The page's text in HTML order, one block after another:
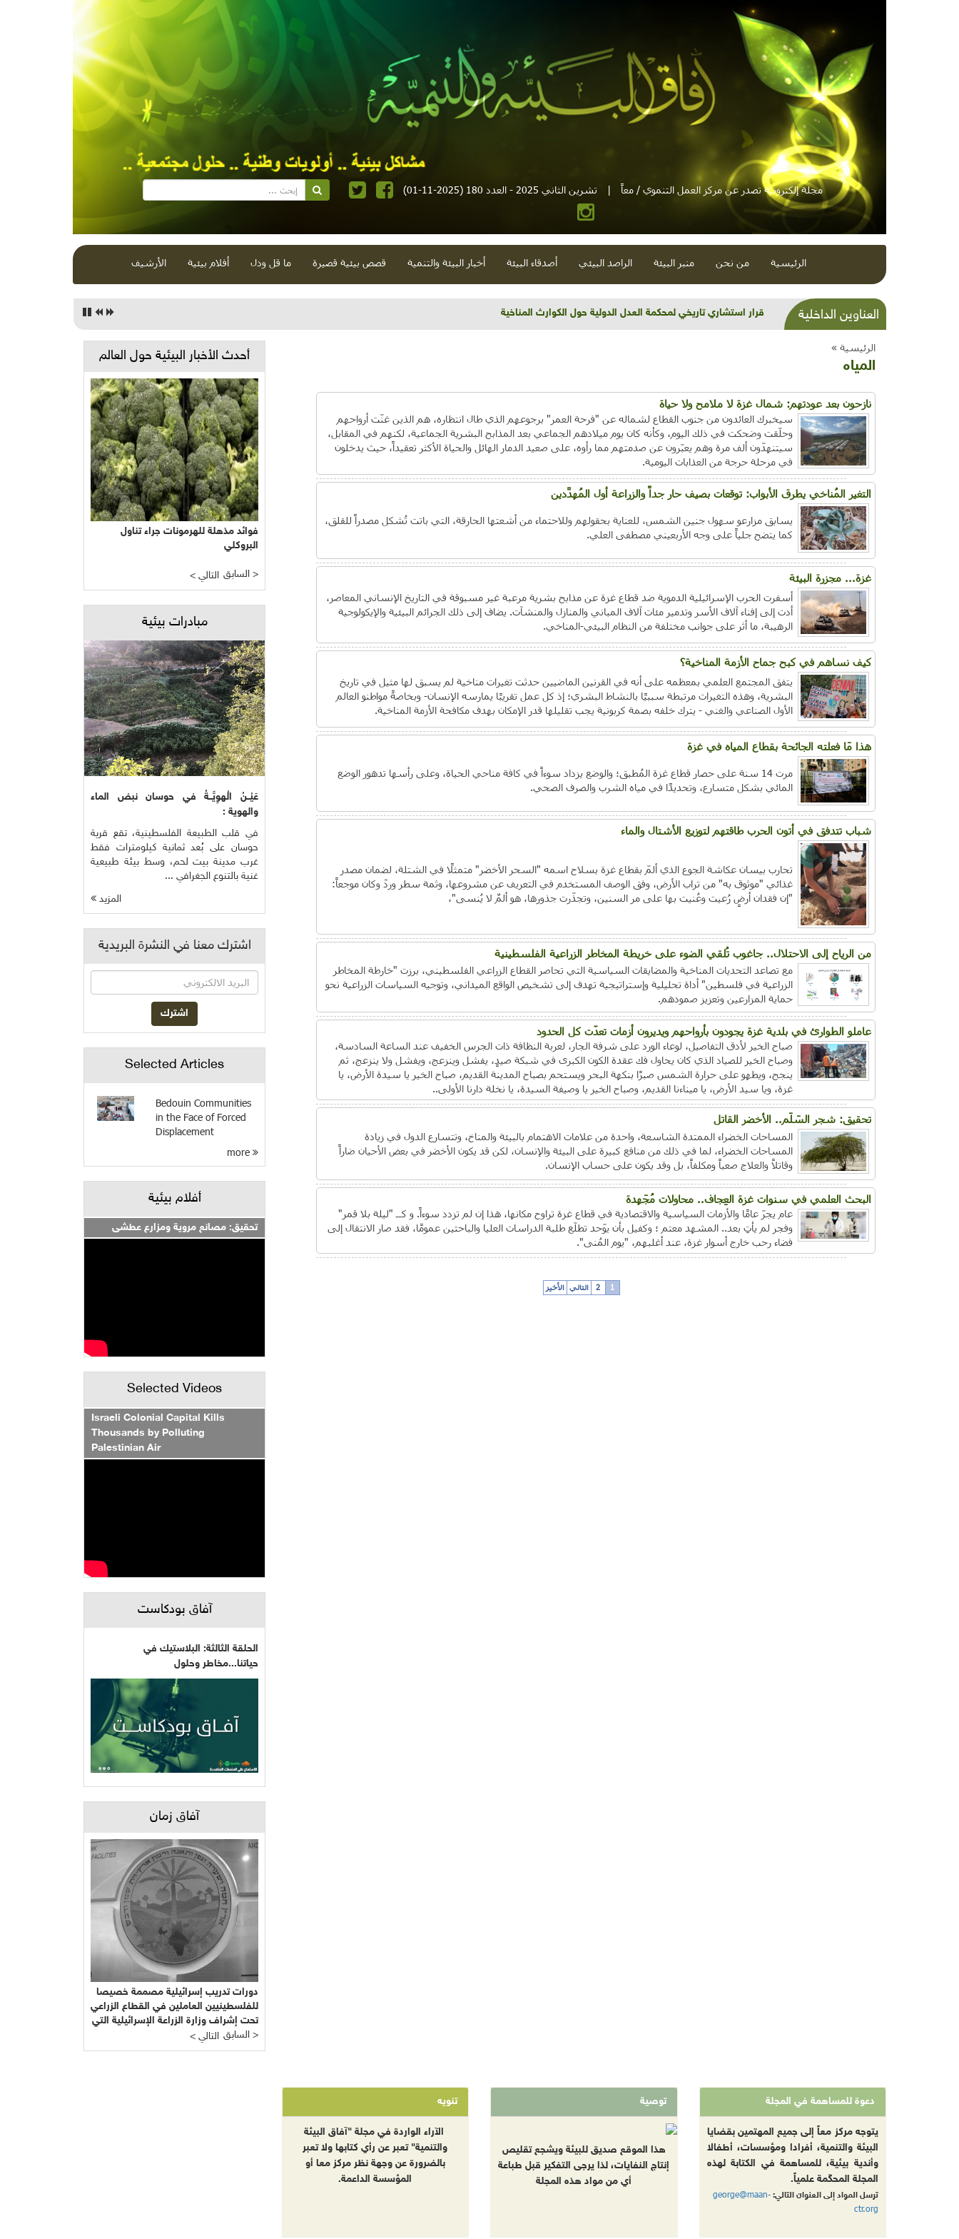
مجلة إلكترونية تصدر عن مركز العمل التنموي / معاً | تشرين الثاني 2025 - العدد 180 (2025-11-01)
الرئيسية من نحن منبر البيئة الراصد البيئي أصدقاء البيئة أخبار البيئة والتنمية قصص بيئية قصيرة ما قل ودل أفلام بيئية الأرشيف
العناوين الداخلية شذرات بيئية وتنموية...بنية تحتية وحلويات قبيحة وحاكورة ونوبل وزيتون و"سيباط"
الرئيسية »
المياه
نازحون بعد عودتهم: شمال غزة لا ملامح ولا حياة
سيخبرك العائدون من جنوب القطاع لشماله عن "فرحة العمر" برجوعهم الذي طال انتظاره، هم الذين غنّت أرواحهم
وحلّقت وضحكت في ذلك اليوم، وكأنه كان يوم ميلادهم الجماعي بعد المذابح البشرية الجماعية، لكنهم في المقابل،
سيتنهدّون ألف مرة وهم يعبّرون عن صدمتهم مما رأوه، على صعيد الدمار الهائل والحياة الأكثر تعقيداً، حيث يدخلون
في مرحلة حرجة من العذابات اليومية.
التغير المُناخي يطرق الأبواب: توقعات بصيف حار جداً والزراعة أول المُهدَّدين
يسابق مزارعو سهول جنين الشمس، للعناية بحقولهم وللاحتماء من أشعتها الحارقة، التي باتت تُشكل مصدراً للقلق،
كما يتضح جلياً على وجه الأربعيني مصطفى العلي.
غزة... مجزرة البيئة
أسفرت الحرب الإسرائيلية الدموية ضد قطاع غزة عن مذابح بشرية مرعبة غير مسبوقة في التاريخ الإنساني المعاصر،
أدت إلى إفناء آلاف الأسر وتدمير مئات آلاف المباني والمنازل والمنشآت. يضاف إلى ذلك الجرائم البيئية والإيكولوجية
الرهيبة، ما أثر على جوانب مختلفة من النظام البيئي-المناخي.
كيف نساهم في كبح جماح الأزمة المناخية؟
يتفق المجتمع العلمي بمعظمه على أنه في القرنين الماضيين حدثت تغيرات مناخية لم يسبق لها مثيل في تاريخ
البشرية، وهذه التغيرات مرتبطة سببيًا بالنشاط البشري؛ إذ كل عمل تقريبًا يمارسه الإنسان- وبخاصةً مواطنو العالم
الأول الصناعي والغني - يترك خلفه بصمة كربونية يجب تقليلها قدر الإمكان بهدف مكافحة الأزمة المناخية.
هذا مَا فعلته الجائحة بقطاع المياه في غزة
مرت 14 سنة على حصار قطاع غزة المُطبق؛ والوضع يزداد سوءاً في كافة مناحي الحياة، وعلى رأسها تدهور الوضع
المائي بشكل متسارع، وتحديدًا في مياه الشرب والصرف الصحي.
شباب تتدفق في أتون الحرب طاقتهم لتوزيع الأشتال والماء
تحارب بيسان عكاشة الجوع الذي ألمّ بقطاع غزة بسلاح اسمه "السحر الأخضر" متمثلًا في الشتلة، لضمان مصدر
غذائي "موثوق به" من تراب الأرض، وفق الوصف المستخدم في التعريف عن مشروعها، وثمة سطر وردَ وكان موجعاً:
"إن فقدان أرضٍ رُعيت وعُنيت بها على مر السنين، وتجذّرت جذورها، هو ألمٌ لا يُنسى"،
من الرياح إلى الاحتلال.. جاغوب تُلقي الضوء على خريطة المخاطر الزراعية الفلسطينية
مع تصاعد التحديات المناخية والمضايقات السياسية التي تحاصر القطاع الزراعي الفلسطيني، برزت "خارطة المخاطر
الزراعية في فلسطين" أداة تحليلية وإستراتيجية تهدف إلى تشخيص الواقع الميداني، وتوجيه السياسات الزراعية نحو
حماية المزارعين وتعزيز صمودهم.
عاملو الطوارئ في بلدية غزة يجودون بأرواحهم ويديرون أزمات تعدّت كل الحدود
صباح الخير لأدق التفاصيل، لوعاء الورد على شرفة الجار، لعربة النظافة ذات الجرس الخفيف عند الساعة السادسة،
وصباح الخير للصياد الذي كان يحاول فك عقدة الكون الكبرى في شبكة صيدٍ، يفشل وينزعج، ويفشل ولا ينزعج، ثم
ينجح، ويطهو على حرارة الشمس صبرًا بنكهة البحر ويستحم بصباح المدينة القديم، صباح الخير يا سيدة الأرض، يا
غزة، ويا سيد الأرض، يا ميناءنا القديم، وصباح الخير يا وصيفة السيدة، يا نخلة دارنا الأولى..
تحقيق: شجر السَلَم.. الأخضر القاتل
المساحات الخضراء الممتدة الشاسعة، واحدة من علامات الاهتمام بالبيئة والمناخ، وتتسارع الدول في زيادة
المساحات الخضراء، لما في ذلك من منافع كبيرة على البيئة والإنسان، لكن قد يكون الأخضر في بعض الأحيان ضاراً
وقاتلاً والعلاج صعباً ومكلفاً، بل وقد يكون على حساب الإنسان.
البحث العلمي في سنوات غزة العِجاف.. محاولات مُجَهدة
عام يجرّ عامًا والأزمات السياسية والاقتصادية في قطاع غزة تراوح مكانها، هذا إن لم تزدد سوءاً. و كــ "ليلة بلا قمر"
وفجر لم يأتِ بعد.. المشهد معتم ؛ وكفيل بأن يوّحد تطلّع طلبة الدراسات العليا والباحثين عمومًا، فقد صار الانتقال إلى
فضاء رحب خارج أسوار غزة، عند أغلبهم، "يوم المُنى".
1
2 التالي الأخير
أحدث الأخبار البيئية حول العالم
فوائد مذهلة للهرمونات جراء تناول
البروكلي
< التالي السابق >
مبادرات بيئية
عَيْــنُ الْهوِيَّــةُ في حوسان نبض الماء
والهوية :
في قلب الطبيعة الفلسطينية، تقع قرية
حوسان على بُعد ثمانية كيلومترات فقط
غرب مدينة بيت لحم، وسط بيئة طبيعية
غنية بالتنوع الجغرافي ...
المزيد
اشترك معنا في النشرة البريدية
Selected Articles
Bedouin Communities
in the Face of Forced
Displacement
أفلام بيئية
تحقيق: مصانع مروية ومزارع عطشى
Selected Videos
Israeli Colonial Capital Kills
Thousands by Polluting
Palestinian Air
آفاق بودكاست
الحلقة الثالثة: البلاستيك في
حياتنا...مخاطر وحلول
آفاق زمان
دورات تدريب إسرائيلية مصممة خصيصا
للفلسطينيين العاملين في القطاع الزراعي
تحت إشراف وزارة الزراعة الإسرائيلية التي
يرأسها يائير شَمِير نائب ليبرمان رئيس
"إسرائيل بيتنا"!!!
< التالي السابق >
دعوة للمساهمة في المجلة
يتوجه مركز معاً إلى جميع المهتمين بقضايا
البيئة والتنمية، أفرادا ومؤسسات، أطفالا
وأندية بيئية، للمساهمة في الكتابة لهذه
المجلة المحكّمة علمياً.
ترسل المواد إلى العنوان التالي:george@maan-
ctr.org
توصية
هذا الموقع صديق للبيئة ويشجع تقليص
إنتاج النفايات، لذا يرجى التفكير قبل طباعة
أي من مواد هذه المجلة
تنويه
الآراء الواردة في مجلة "آفاق البيئة
والتنمية" تعبر عن رأي كتابها ولا تعبر
بالضرورة عن وجهة نظر مركز معا أو
المؤسسة الداعمة.